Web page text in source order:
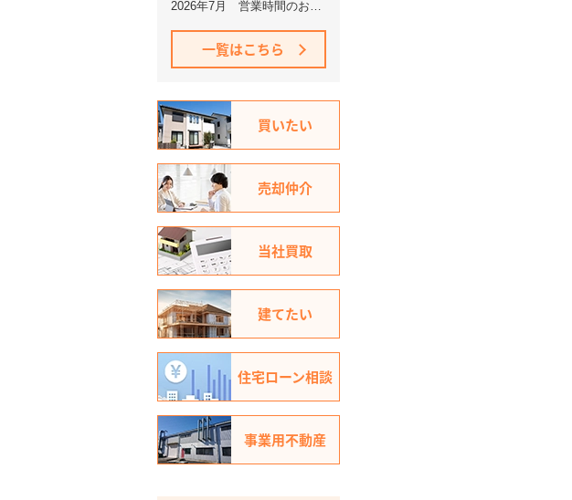
一覧はこちら
買いたい
売却仲介
当社買取
建てたい
住宅ローン相談
事業用不動産